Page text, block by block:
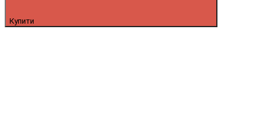
Купити